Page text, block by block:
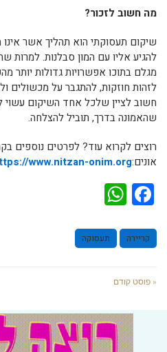
מה חשוב לזכור?
שיקום תעסוקתי הוא תהליך אשר אינו
להגיע אליו עם המון סבלנות. למרות
מגלם בתוכו אפשרויות גדולות יותר
לזהות חוזקות, להתגבר על מכשולים
חשוב לציין שלכל אחד השיקום עשוי
שהאמונה בדרך, תוביל להצלחה.
רוצים לקרוא עוד? לפרטים נוספים
אונים:www.nitzan-onim.org/
Facebook
קריירה תעסוקה
« פוסט קודם